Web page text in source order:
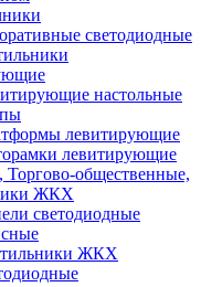
светодиодные
настольные
левитирующие
левитирующие
общественные,
ЖКХ
светодиодные
ЖКХ